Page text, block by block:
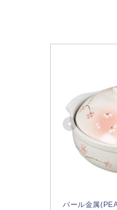
パール金属